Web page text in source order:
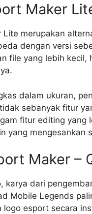
Maker
Lite merupakan
dengan versi
file yang lebih
dalam ukuran,
sebanyak fitur
fitur editing yang
yang mengesankan
Maker –
karya dari
Mobile Legends
logo esport secara